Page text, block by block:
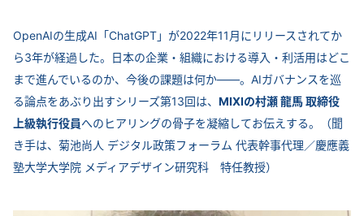
OpenAIの生成AI「ChatGPT」が2022年11月にリリースされてか
ら3年が経過した。日本の企業・組織における導入・利活用はどこ
まで進んでいるのか、今後の課題は何か――。AIガバナンスを巡
る論点をあぶり出すシリーズ第13回は、 MIXIの村瀬 龍馬 取締役
上級執行役員へのヒアリングの骨子を凝縮してお伝えする。（聞
き手は、菊池尚人 デジタル政策フォーラム 代表幹事代理／慶應義
塾大学大学院 メディアデザイン研究科 特任教授）